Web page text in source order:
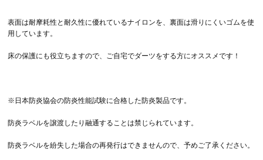
表面は耐摩耗性と耐久性に優れているナイロンを、裏面は滑りにくいゴムを使
用しています。
床の保護にも役立ちますので、ご自宅でダーツをする方にオススメです！
※日本防炎協会の防炎性能試験に合格した防炎製品です。
防炎ラベルを譲渡したり融通することは禁じられています。
防炎ラベルを紛失した場合の再発行はできませんので、予めご了承ください。